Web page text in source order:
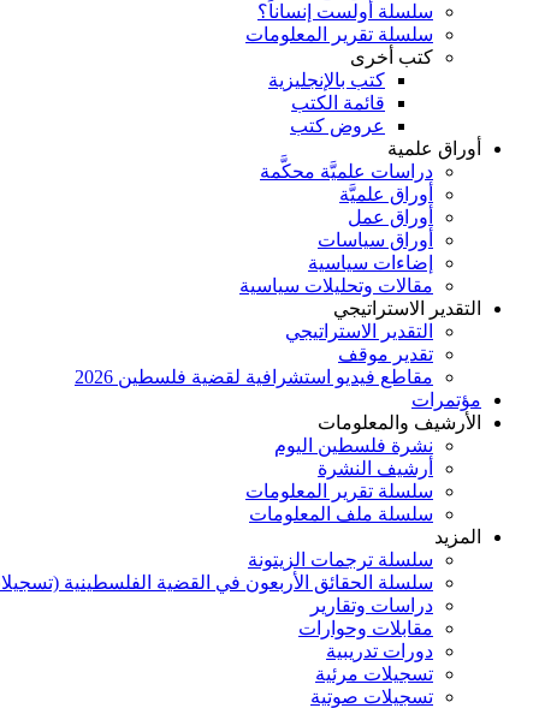
سلسلة أولست إنساناً؟
سلسلة تقرير المعلومات
كتب أخرى
كتب بالإنجليزية
قائمة الكتب
عروض كتب
أوراق علمية
دراسات علميَّة محكَّمة
أوراق علميَّة
أوراق عمل
أوراق سياسات
إضاءات سياسية
مقالات وتحليلات سياسية
التقدير الاستراتيجي
التقدير الاستراتيجي
تقدير موقف
مقاطع فيديو استشرافية لقضية فلسطين 2026
مؤتمرات
الأرشيف والمعلومات
نشرة فلسطين اليوم
أرشيف النشرة
سلسلة تقرير المعلومات
سلسلة ملف المعلومات
المزيد
سلسلة ترجمات الزيتونة
سلسلة الحقائق الأربعون في القضية الفلسطينية
دراسات وتقارير
مقابلات وحوارات
دورات تدريبية
تسجيلات مرئية
تسجيلات صوتية